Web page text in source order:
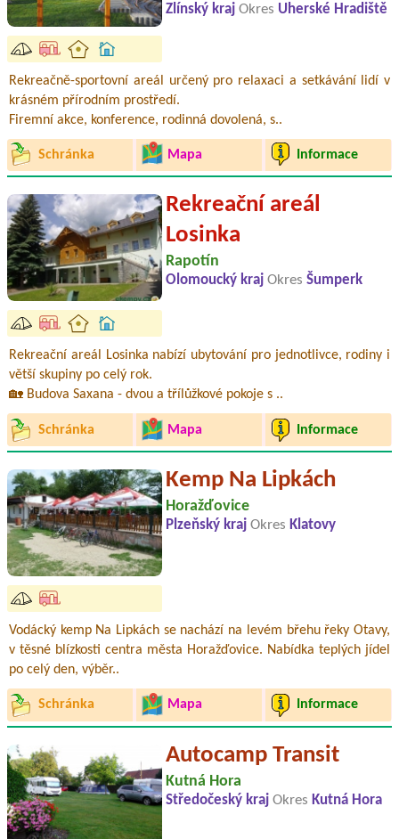
Zlínský kraj Okres Uherské Hradiště
Rekreačně-sportovní areál určený pro relaxaci a setkávání lidí v
krásném přírodním prostředí.
Firemní akce, konference, rodinná dovolená, s..
Schránka Mapa Informace
Rekreační areál
Losinka
Rapotín
Olomoucký kraj Okres Šumperk
Rekreační areál Losinka nabízí ubytování pro jednotlivce, rodiny i
větší skupiny po celý rok.
🏡 Budova Saxana - dvou a třílůžkové pokoje s ..
Schránka Mapa Informace
Kemp Na Lipkách
Horažďovice
Plzeňský kraj Okres Klatovy
Vodácký kemp Na Lipkách se nachází na levém břehu řeky Otavy,
v těsné blízkosti centra města Horažďovice. Nabídka teplých jídel
po celý den, výběr..
Schránka Mapa Informace
Autocamp Transit
Kutná Hora
Středočeský kraj Okres Kutná Hora